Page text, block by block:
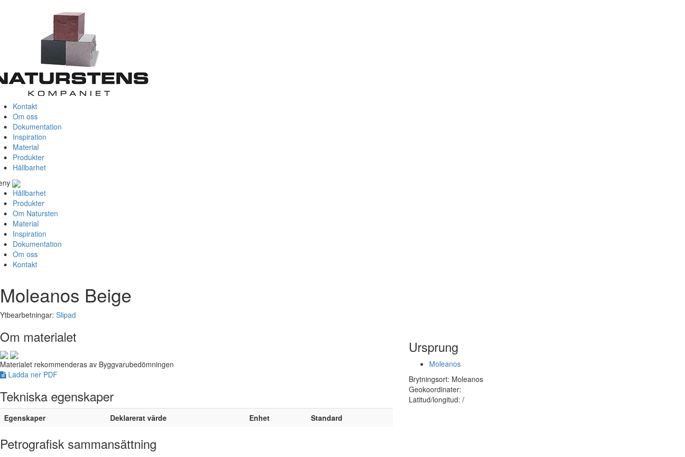
Kontakt
Om oss
Dokumentation
Inspiration
Material
Produkter
Hållbarhet
Hållbarhet
Produkter
Om Natursten
Material
Inspiration
Dokumentation
Om oss
Kontakt
Moleanos Beige
Ytbearbetningar: Slipad
Om materialet
Materialet rekommenderas av Byggvarubedömningen
Ladda ner PDF
Tekniska egenskaper
Egenskaper Deklarerat värde Enhet Standard
Petrografisk sammansättning
Ursprung
Moleanos
Brytningsort: Moleanos
Geokoordinater:
Latitud/longitud: /